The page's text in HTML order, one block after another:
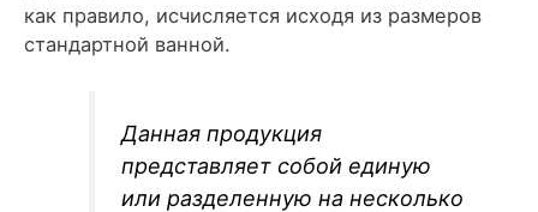
как правило, исчисляется исходя из размеров
стандартной ванной.
Данная продукция
представляет собой единую
или разделенную на несколько